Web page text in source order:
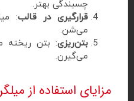
چسبندگی بهتر.
قرارگیری در قالب:
می‌شن.
بتن‌ریزی: بتن ریخته
می‌گیرن.
مزایای استفاده از